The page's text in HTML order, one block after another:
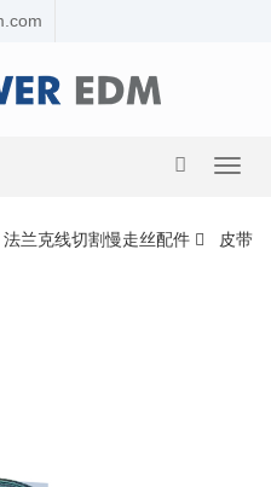
导
换
法兰克线切割慢走丝配件 皮带